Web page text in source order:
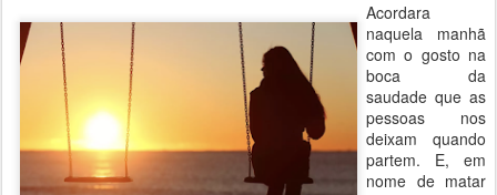
Acordara
naquela manhã
com o gosto na
boca da
saudade que as
pessoas nos
deixam quando
partem. E, em
nome de matar